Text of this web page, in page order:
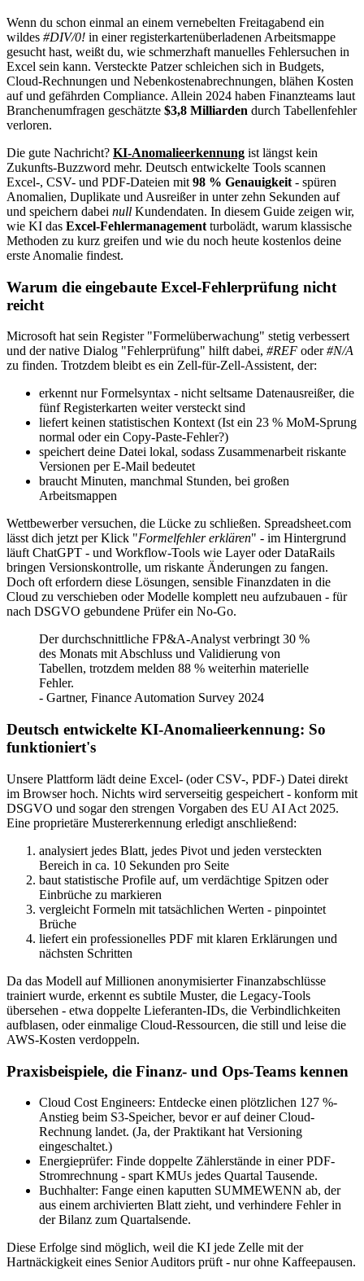
Wenn du schon einmal an einem vernebelten Freitagabend ein
wildes #DIV/0! in einer registerkartenüberladenen Arbeitsmappe
gesucht hast, weißt du, wie schmerzhaft manuelles Fehlersuchen in
Excel sein kann. Versteckte Patzer schleichen sich in Budgets,
Cloud-Rechnungen und Nebenkostenabrechnungen, blähen Kosten
auf und gefährden Compliance. Allein 2024 haben Finanzteams laut
Branchenumfragen geschätzte $3,8 Milliarden durch Tabellenfehler
verloren.
Die gute Nachricht? KI-Anomalieerkennung ist längst kein
Zukunfts-Buzzword mehr. Deutsch entwickelte Tools scannen
Excel-, CSV- und PDF-Dateien mit 98 % Genauigkeit - spüren
Anomalien, Duplikate und Ausreißer in unter zehn Sekunden auf
und speichern dabei null Kundendaten. In diesem Guide zeigen wir,
wie KI das Excel-Fehlermanagement turbolädt, warum klassische
Methoden zu kurz greifen und wie du noch heute kostenlos deine
erste Anomalie findest.
Warum die eingebaute Excel-Fehlerprüfung nicht
reicht
Microsoft hat sein Register "Formelüberwachung" stetig verbessert
und der native Dialog "Fehlerprüfung" hilft dabei, #REF oder#N/A
zu finden. Trotzdem bleibt es ein Zell-für-Zell-Assistent, der:
erkennt nur Formelsyntax - nicht seltsame Daten­ausreißer, die
fünf Registerkarten weiter versteckt sind
liefert keinen statistischen Kontext (Ist ein 23 % MoM-Sprung
normal oder ein Copy-Paste-Fehler?)
speichert deine Datei lokal, sodass Zusammenarbeit riskante
Versionen per E-Mail bedeutet
braucht Minuten, manchmal Stunden, bei großen
Arbeitsmappen
Wettbewerber versuchen, die Lücke zu schließen. Spreadsheet.com
lässt dich jetzt per Klick "Formelfehler erklären" - im Hintergrund
läuft ChatGPT - und Workflow-Tools wie Layer oder DataRails
bringen Versionskontrolle, um riskante Änderungen zu fangen.
Doch oft erfordern diese Lösungen, sensible Finanzdaten in die
Cloud zu verschieben oder Modelle komplett neu aufzubauen - für
nach DSGVO gebundene Prüfer ein No-Go.
Der durchschnittliche FP&A-Analyst verbringt 30 %
des Monats mit Abschluss und Validierung von
Tabellen, trotzdem melden 88 % weiterhin materielle
Fehler.
- Gartner, Finance Automation Survey 2024
Deutsch entwickelte KI-Anomalieerkennung: So
funktioniert's
Unsere Plattform lädt deine Excel- (oder CSV-, PDF-) Datei direkt
im Browser hoch. Nichts wird serverseitig gespeichert - konform mit
DSGVO und sogar den strengen Vorgaben des EU AI Act 2025.
Eine proprietäre Mustererkennung erledigt anschließend:
analysiert jedes Blatt, jedes Pivot und jeden versteckten
Bereich in ca. 10 Sekunden pro Seite
baut statistische Profile auf, um verdächtige Spitzen oder
Einbrüche zu markieren
vergleicht Formeln mit tatsächlichen Werten - pinpointet
Brüche
liefert ein professionelles PDF mit klaren Erklärungen und
nächsten Schritten
Da das Modell auf Millionen anonymisierter Finanzabschlüsse
trainiert wurde, erkennt es subtile Muster, die Legacy-Tools
übersehen - etwa doppelte Lieferanten-IDs, die Verbindlichkeiten
aufblasen, oder einmalige Cloud-Ressourcen, die still und leise die
AWS-Kosten verdoppeln.
Praxisbeispiele, die Finanz- und Ops-Teams kennen
Cloud Cost Engineers: Entdecke einen plötzlichen 127 %-
Anstieg beim S3-Speicher, bevor er auf deiner Cloud-
Rechnung landet. (Ja, der Praktikant hat Versioning
eingeschaltet.)
Energieprüfer: Finde doppelte Zählerstände in einer PDF-
Stromrechnung - spart KMUs jedes Quartal Tausende.
Buchhalter: Fange einen kaputten SUMMEWENN ab, der
aus einem archivierten Blatt zieht, und verhindere Fehler in
der Bilanz zum Quartalsende.
Diese Erfolge sind möglich, weil die KI jede Zelle mit der
Hartnäckigkeit eines Senior Auditors prüft - nur ohne Kaffee­pausen.